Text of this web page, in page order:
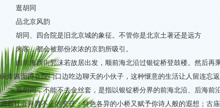
逛胡同
品北京风韵
胡同、四合院是旧北京城的象征。不管你是北京土著还是远方
来客，都会被那份浓浓的京韵所吸引。
由前海西街郭沫若故居出发，顺前海北沿过银锭桥登鼓楼。然后
碗炸酱面蹲在院门口边吃边聊天的小伙子，这种惬意的生活让人留连忘
逛胡同，不能不去金丝套，是指以银锭桥分界的前海北沿、后海前
淌着社会奔腾不止的变迁；特色各异的小桥又赋予你诗人般的遐想；古